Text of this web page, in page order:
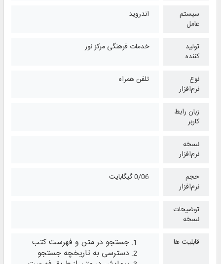
سیستم
عامل
اندروید
تولید
کننده
خدمات فرهنگی مرکز نور
نوع
نرم‌افزار
تلفن همراه
زبان رابط
کاربر
نسخه
نرم‌افزار
حجم
نرم‌افزار
0/06 گیگابایت
توضیحات
نسخه
قابلیت ها
جستجو در متن و فهرست کتب
دسترسی به تاریخچه جستجو